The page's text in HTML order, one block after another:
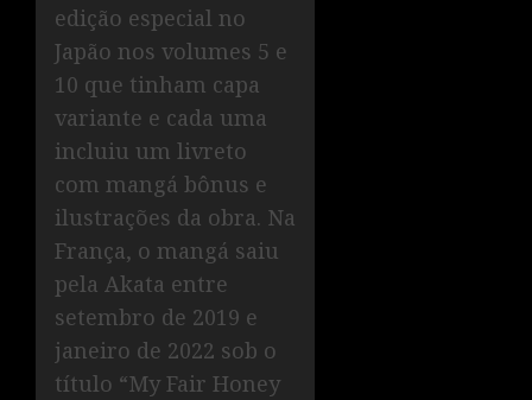
edição especial no
Japão nos volumes 5 e
10 que tinham capa
variante e cada uma
incluiu um livreto
com mangá bônus e
ilustrações da obra. Na
França, o mangá saiu
pela Akata entre
setembro de 2019 e
janeiro de 2022 sob o
título “My Fair Honey